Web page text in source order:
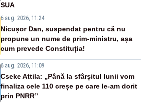
SUA
6 aug. 2026, 11:24
Nicușor Dan, suspendat pentru că nu
propune un nume de prim-ministru, așa
cum prevede Constituția!
6 aug. 2026, 11:09
Cseke Attila: „Până la sfârșitul lunii vom
finaliza cele 110 creșe pe care le-am dorit
prin PNRR”